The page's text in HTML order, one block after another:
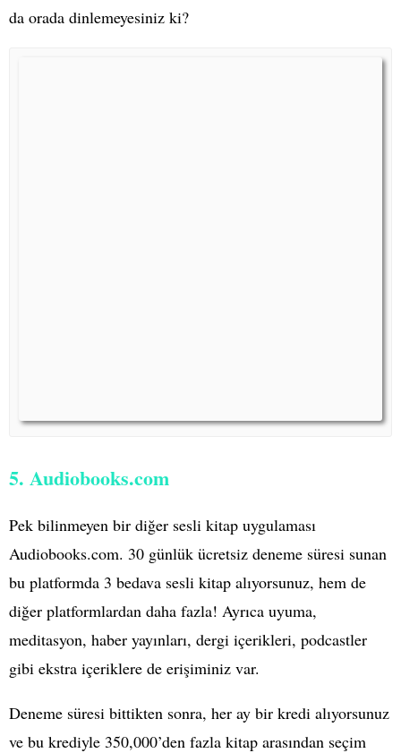
da orada dinlemeyesiniz ki?
5. Audiobooks.com
Pek bilinmeyen bir diğer sesli kitap uygulaması
Audiobooks.com. 30 günlük ücretsiz deneme süresi sunan
bu platformda 3 bedava sesli kitap alıyorsunuz, hem de
diğer platformlardan daha fazla! Ayrıca uyuma,
meditasyon, haber yayınları, dergi içerikleri, podcastler
gibi ekstra içeriklere de erişiminiz var.
Deneme süresi bittikten sonra, her ay bir kredi alıyorsunuz
ve bu krediyle 350,000’den fazla kitap arasından seçim